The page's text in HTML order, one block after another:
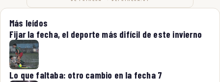
Más leídos
Fijar la fecha, el deporte más difícil de este invierno
Lo que faltaba: otro cambio en la fecha 7